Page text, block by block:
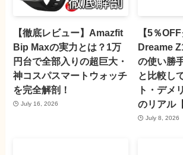
【徹底レビュー】Amazfit
Bip Maxの実力とは？1万
円台で全部入りの超巨大・
神コスパスマートウォッチ
を完全解剖！
July 16, 2026
【5％
Dreame
の使い勝
と比較し
ト・デメ
のリアル
July 8, 2026